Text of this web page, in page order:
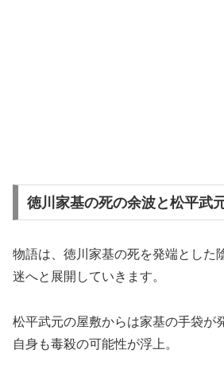
徳川家基の死の余波と松平武
物語は、徳川家基の死を発端とした
迷へと展開していきます。
松平武元の屋敷からは家基の手袋が
自身も毒殺の可能性が浮上。